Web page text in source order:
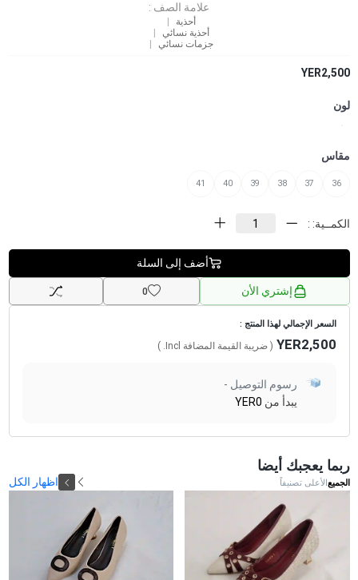
علامة الصف :
أحذية
أحذية نسائي
جزمات نسائي
YER2,500
لون
مقاس
36
37
38
39
40
41
الكمــية: :
أضف إلى السلة
إشتري الأن 0
السعر الإجمالي لهذا المنتج :
YER2,500 ( ضريبة القيمة المضافة Incl.
)
رسوم التوصيل -
يبدأ من YER0
ربما يعجبك أيضا
الجميع الأعلى تصنيفاً اظهار الكل